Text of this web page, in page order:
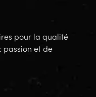
pour la qualité
passion et de